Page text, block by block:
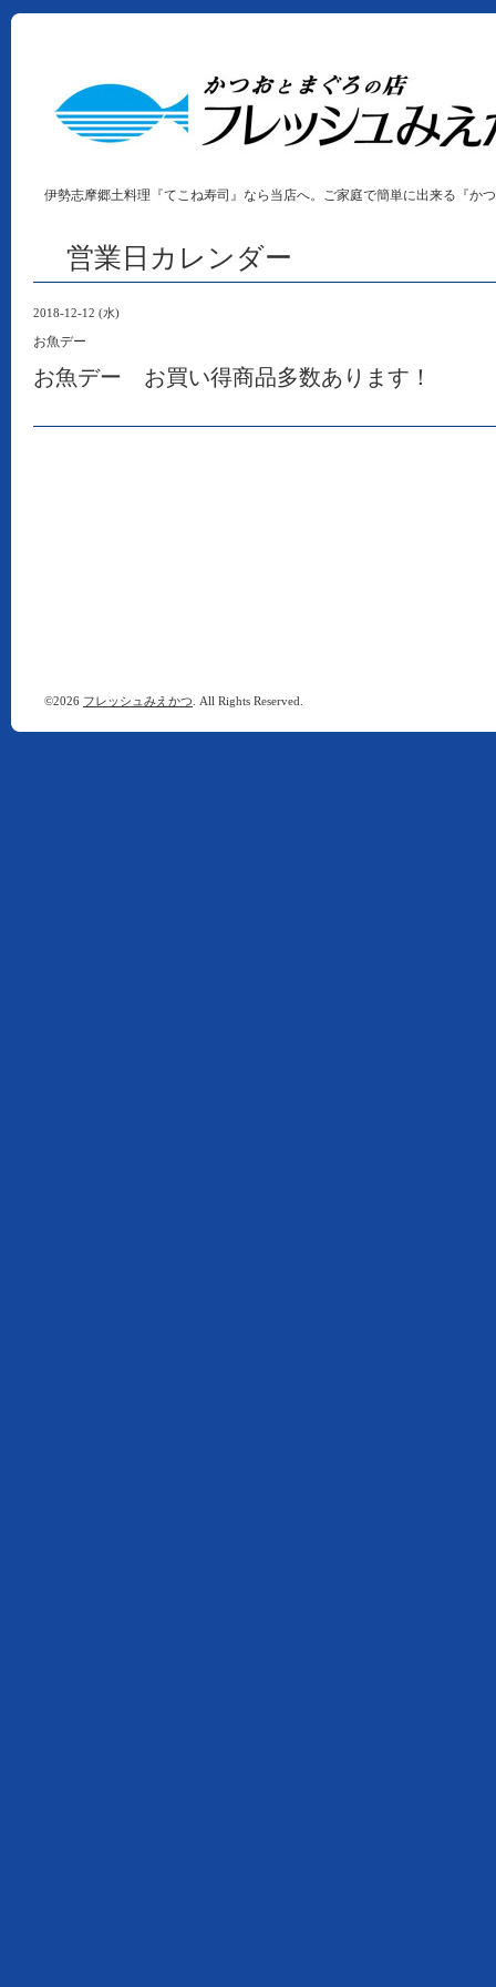
伊勢志摩郷土料理『てこね寿司』なら当店へ。ご家庭で簡単に出来る『か
営業日カレンダー
2018-12-12 (水)
お魚デー
お魚デー お買い得商品多数あります！
©2026 フレッシュみえかつ . All Rights Reserved.